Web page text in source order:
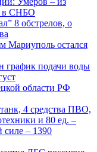
в СНБО
8 обстрелов, о
Мариуполь остался
график подачи воды
области РФ
4 средства ПВО,
и 80 ед. –
силе – 1390